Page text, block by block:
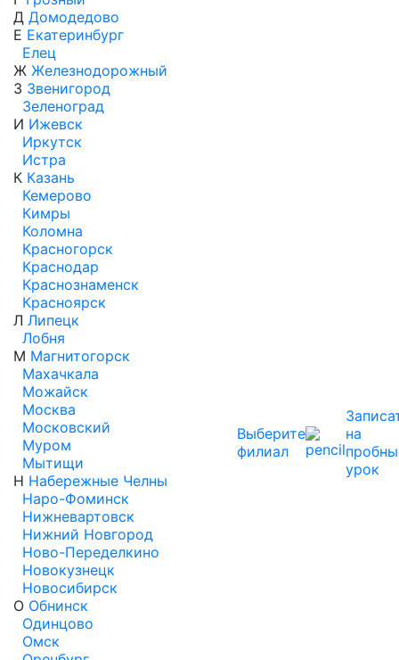
Д Домодедово
Е Екатеринбург
Елец
Ж Железнодорожный
З Звенигород
Зеленоград
И Ижевск
Иркутск
Истра
К Казань
Кемерово
Кимры
Коломна
Красногорск
Краснодар
Краснознаменск
Красноярск
Л Липецк
Лобня
М Магнитогорск
Махачкала
Можайск
Москва
Московский
Муром
Мытищи
Н Набережные Челны
Наро-Фоминск
Нижневартовск
Нижний Новгород
Ново-Переделкино
Новокузнецк
Новосибирск
О Обнинск
Одинцово
Омск
Выберите
филиал
на
урок